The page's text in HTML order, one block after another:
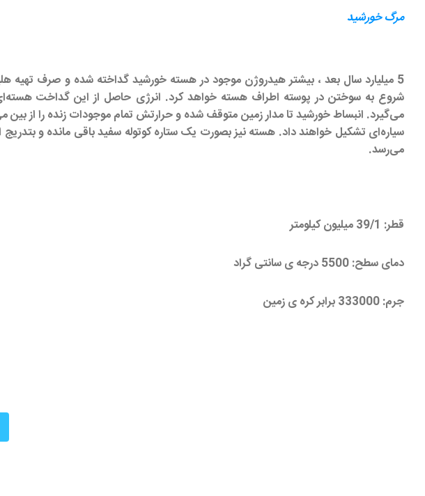
مرگ خورشید
5 میلیارد سال بعد ، بیشتر هیدروژن موجود در هسته خورشید گداخته شده و صرف
شروع به سوختن در پوسته اطراف هسته خواهد کرد. انرژی حاصل از این گداخت
می‌گیرد. انبساط خورشید تا مدار زمین متوقف شده و حرارتش تمام موجودات زنده را
سیاره‌ای تشکیل خواهند داد. هسته نیز بصورت یک ستاره کوتوله سفید باقی مانده و
می‌رسد.
قطر: 39/1 میلیون کیلومتر
دمای سطح: 5500 درجه ی سانتی گراد
جرم: 333000 برابر کره ی زمین